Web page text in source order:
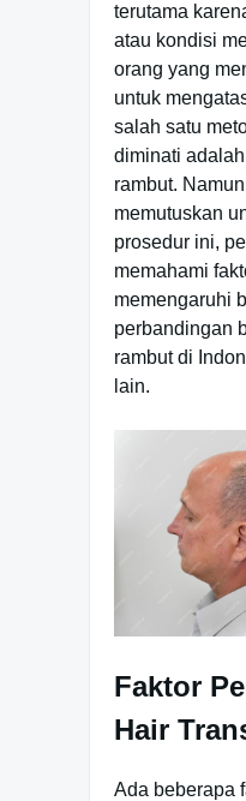
terutama
atau kondisi
orang yang
untuk
salah satu
diminati
rambut.
memutuskan
prosedur ini,
memahami
memengaruhi
perbandingan
rambut di
lain.
Faktor
Hair
Ada beberapa